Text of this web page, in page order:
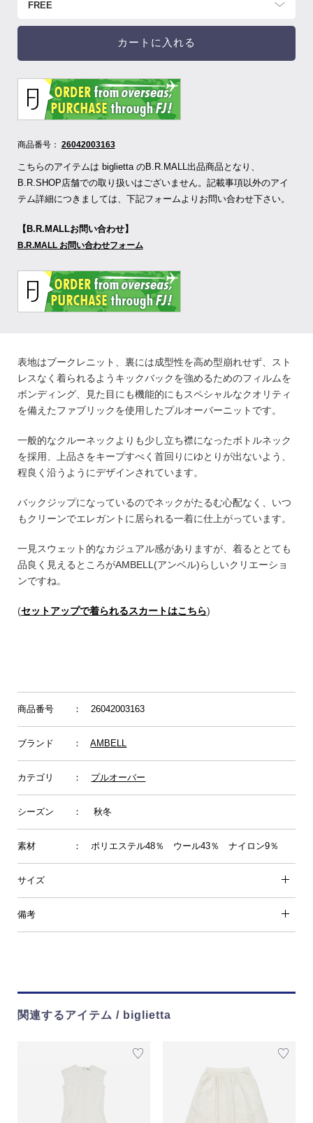
カートに入れる
商品番号： 26042003163
こちらのアイテムは biglietta のB.R.MALL出品商品となり、
B.R.SHOP店舗での取り扱いはございません。記載事項以外のアイ
テム詳細につきましては、下記フォームよりお問い合わせ下さい。
【B.R.MALLお問い合わせ】
B.R.MALL お問い合わせフォーム
表地はブークレニット、裏には成型性を高め型崩れせず、スト
レスなく着られるようキックバックを強めるためのフィルムを
ボンディング、見た目にも機能的にもスペシャルなクオリティ
を備えたファブリックを使用したプルオーバーニットです。
一般的なクルーネックよりも少し立ち襟になったボトルネック
を採用、上品さをキープすべく首回りにゆとりが出ないよう、
程良く沿うようにデザインされています。
バックジップになっているのでネックがたるむ心配なく、いつ
もクリーンでエレガントに居られる一着に仕上がっています。
一見スウェット的なカジュアル感がありますが、着るととても
品良く見えるところがAMBELL(アンベル)らしいクリエーショ
ンですね。
(セットアップで着られるスカートはこちら)
商品番号 ： 26042003163
ブランド ：AMBELL
カテゴリ ： プルオーバー
シーズン ： 秋冬
素材 ： ポリエステル48％ ウール43％ ナイロン9％
サイズ
備考
関連するアイテム / biglietta